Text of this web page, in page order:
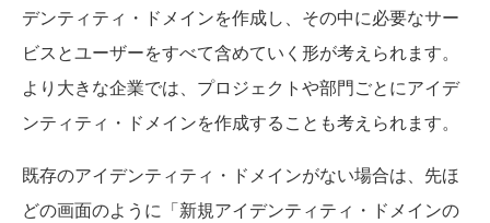
デンティティ・ドメインを作成し、その中に必要なサー
ビスとユーザーをすべて含めていく形が考えられます。
より大きな企業では、プロジェクトや部門ごとにアイデ
ンティティ・ドメインを作成することも考えられます。
既存のアイデンティティ・ドメインがない場合は、先ほ
どの画面のように「新規アイデンティティ・ドメインの